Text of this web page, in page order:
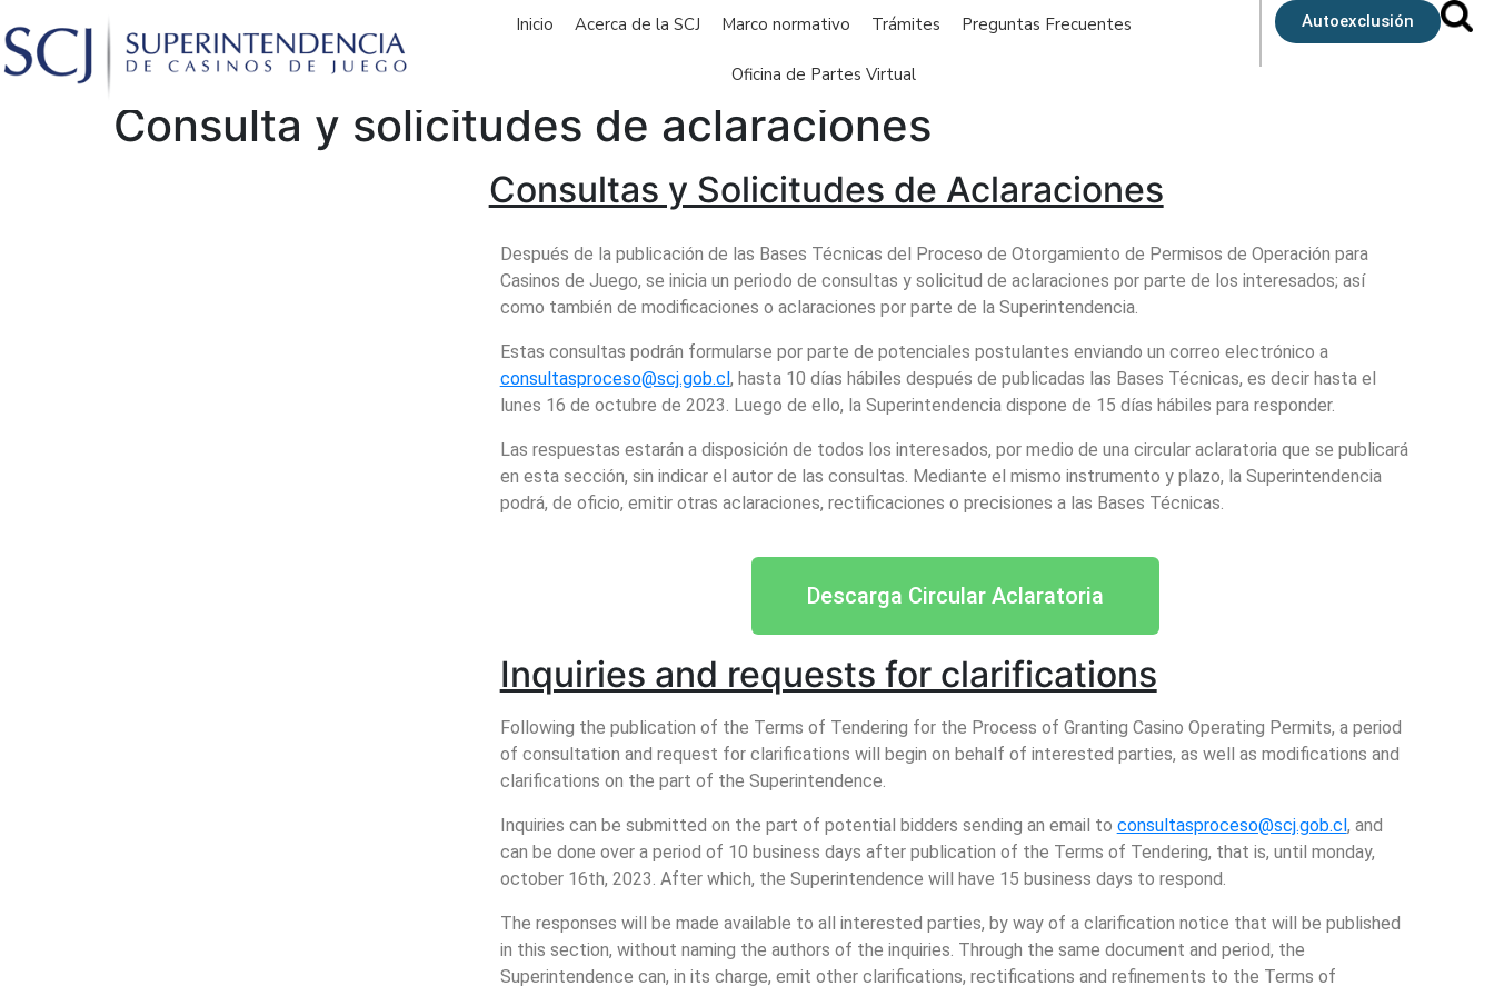
Inicio Acerca de la SCJ Marco normativo Trámites Preguntas Frecuentes
Oficina de Partes Virtual
Autoexclusión
Consulta y solicitudes de aclaraciones
Consultas y Solicitudes de Aclaraciones
Después de la publicación de las Bases Técnicas del Proceso de Otorgamiento de Permisos de Operación para
Casinos de Juego, se inicia un periodo de consultas y solicitud de aclaraciones por parte de los interesados; así
como también de modificaciones o aclaraciones por parte de la Superintendencia.
Estas consultas podrán formularse por parte de potenciales postulantes enviando un correo electrónico a
consultasproceso@scj.gob.cl , hasta 10 días hábiles después de publicadas las Bases Técnicas, es decir hasta el
lunes 16 de octubre de 2023. Luego de ello, la Superintendencia dispone de 15 días hábiles para responder.
Las respuestas estarán a disposición de todos los interesados, por medio de una circular aclaratoria que se publicará
en esta sección, sin indicar el autor de las consultas. Mediante el mismo instrumento y plazo, la Superintendencia
podrá, de oficio, emitir otras aclaraciones, rectificaciones o precisiones a las Bases Técnicas.
Descarga Circular Aclaratoria
Inquiries and requests for clarifications
Following the publication of the Terms of Tendering for the Process of Granting Casino Operating Permits, a period
of consultation and request for clarifications will begin on behalf of interested parties, as well as modifications and
clarifications on the part of the Superintendence.
Inquiries can be submitted on the part of potential bidders sending an email to consultasproceso@scj.gob.cl , and
can be done over a period of 10 business days after publication of the Terms of Tendering, that is, until monday,
october 16th, 2023. After which, the Superintendence will have 15 business days to respond.
The responses will be made available to all interested parties, by way of a clarification notice that will be published
in this section, without naming the authors of the inquiries. Through the same document and period, the
Superintendence can, in its charge, emit other clarifications, rectifications and refinements to the Terms of